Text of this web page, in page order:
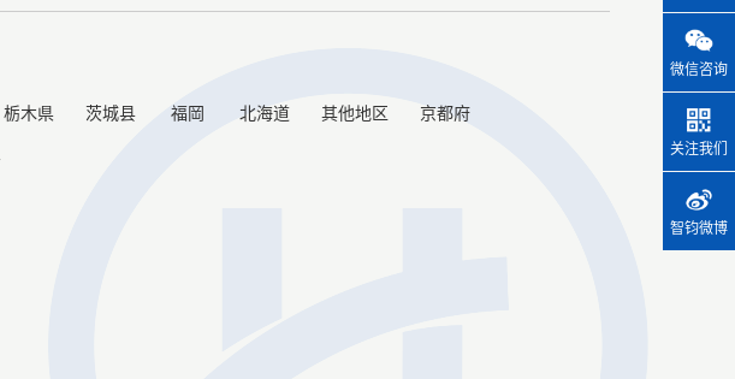
栃木県 茨城县 福岡 北海道 其他地区 京都府
微信咨询
关注我们
智钧微博